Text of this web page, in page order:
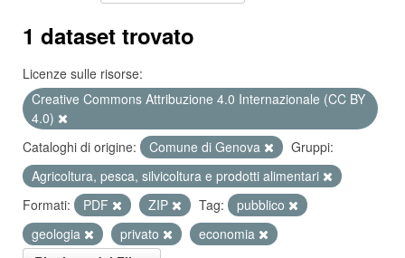
1 dataset trovato
Licenze sulle risorse:
Creative Commons Attribuzione 4.0 Internazionale (CC BY
4.0)
Cataloghi di origine:
Comune di Genova
Gruppi:
Agricoltura, pesca, silvicoltura e prodotti alimentari
Formati:
PDF ZIP Tag:
pubblico
geologia
privato
economia